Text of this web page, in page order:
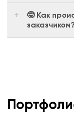
🤓 Как
заказчиком?